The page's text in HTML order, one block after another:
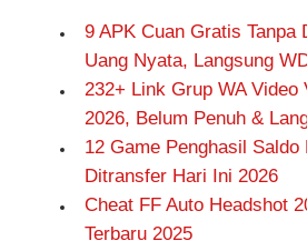
9 APK Cuan Gratis Tanpa
Uang Nyata, Langsung
232+ Link Grup WA Video
2026, Belum Penuh &
12 Game Penghasil Saldo
Ditransfer Hari Ini 2026
Cheat FF Auto Headshot
Terbaru 2025